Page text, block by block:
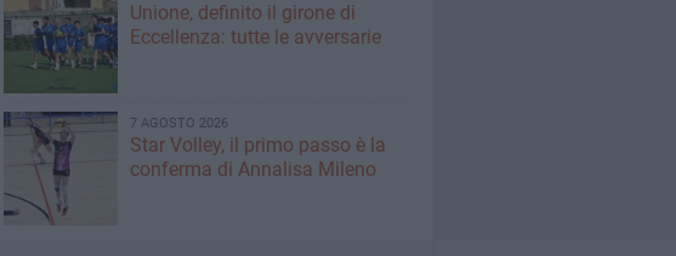
Unione, definito il girone di
Eccellenza: tutte le avversarie
7 AGOSTO 2026
Star Volley, il primo passo è la
conferma di Annalisa Mileno